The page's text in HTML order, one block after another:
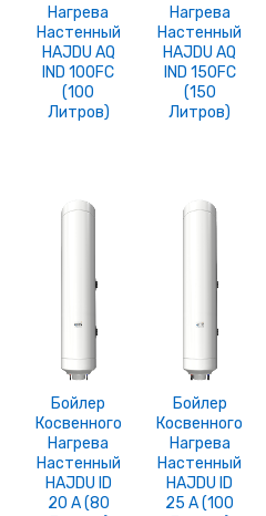
Нагрева
Настенный
HAJDU AQ
IND 100FC
(100
Литров)
Нагрева
Настенный
HAJDU AQ
IND 150FC
(150
Литров)
Бойлер
Косвенного
Нагрева
Настенный
HAJDU ID
20 A (80
Бойлер
Косвенного
Нагрева
Настенный
HAJDU ID
25 A (100